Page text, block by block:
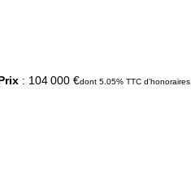
: 104 000 €dont 5.05% TTC d'honoraires